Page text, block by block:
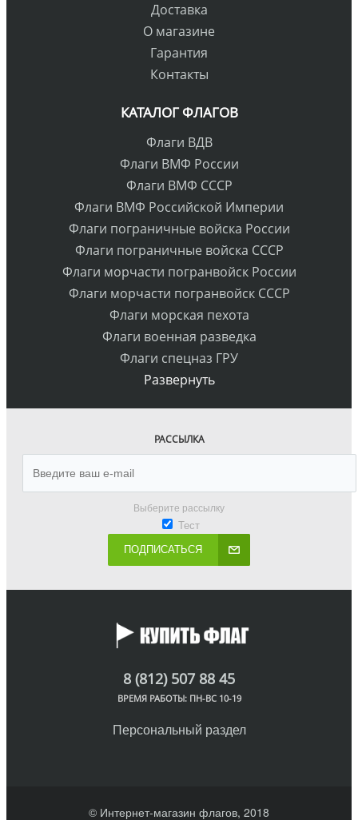
Доставка
О магазине
Гарантия
Контакты
КАТАЛОГ ФЛАГОВ
Флаги ВДВ
Флаги ВМФ России
Флаги ВМФ СССР
Флаги ВМФ Российской Империи
Флаги пограничные войска России
Флаги пограничные войска СССР
Флаги морчасти погранвойск России
Флаги морчасти погранвойск СССР
Флаги морская пехота
Флаги военная разведка
Флаги спецназ ГРУ
Развернуть
РАССЫЛКА
Выберите рассылку
Тест
ПОДПИСАТЬСЯ
8 (812) 507 88 45
ВРЕМЯ РАБОТЫ: ПН-ВС 10-19
Персональный раздел
© Интернет-магазин флагов, 2018